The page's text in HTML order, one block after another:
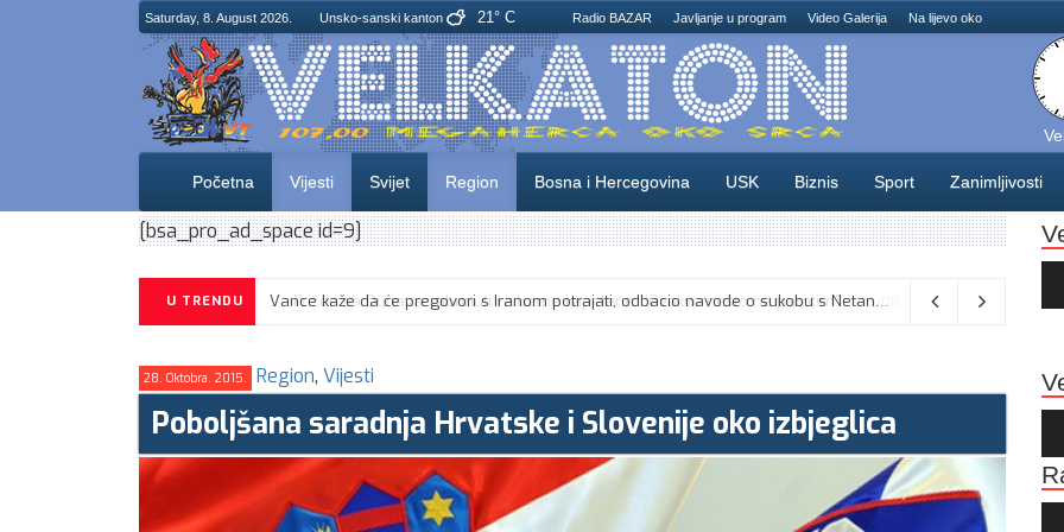
Saturday, 8. August 2026. Unsko-sanski kanton 21° C Radio BAZAR Javljanje u program Video Galerija Na lijevo oko
Početna Vijesti Svijet Region Bosna i Hercegovina USK Biznis Sport Zanimljivosti
[bsa_pro_ad_space id=9]
U TRENDU Vance kaže da će pregovori s Iranom potrajati, odbacio navode o sukobu s Netanyahuom 06/08/2026
28. Oktobra. 2015. Region, Vijesti
Poboljšana saradnja Hrvatske i Slovenije oko izbjeglica